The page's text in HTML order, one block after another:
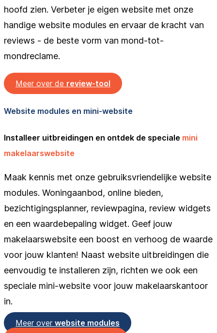
hoofd zien. Verbeter je eigen website met onze
handige website modules en ervaar de kracht van
reviews - de beste vorm van mond-tot-
mondreclame.
Meer over de review-tool
Website modules en mini-website
Installeer uitbreidingen en ontdek de speciale mini
makelaarswebsite
Maak kennis met onze gebruiksvriendelijke website
modules. Woningaanbod, online bieden,
bezichtigingsplanner, reviewpagina, review widgets
en een waardebepaling widget. Geef jouw
makelaarswebsite een boost en verhoog de waarde
voor jouw klanten! Naast website uitbreidingen die
eenvoudig te installeren zijn, richten we ook een
speciale mini-website voor jouw makelaarskantoor
in.
Meer over website modules